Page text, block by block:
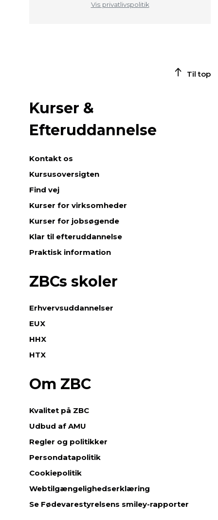
Vis privatlivspolitik
Til top
Kurser &
Efteruddannelse
Kontakt os
Kursusoversigten
Find vej
Kurser for virksomheder
Kurser for jobsøgende
Klar til efteruddannelse
Praktisk information
ZBCs skoler
Erhvervsuddannelser
EUX
HHX
HTX
Om ZBC
Kvalitet på ZBC
Udbud af AMU
Regler og politikker
Persondatapolitik
Cookiepolitik
Webtilgængelighedserklæring
Se Fødevarestyrelsens smiley-rapporter